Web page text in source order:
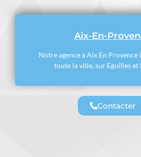
Aix-En-
Notre agence à Aix En
toute la ville, sur Eguilles
Contacter